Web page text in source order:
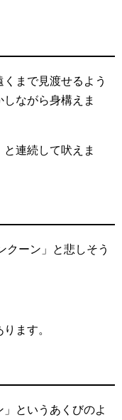
まで見渡せるよう
ながら身構えま
連続して吠えま
クーン」と悲しそう
ます。
というあくびのよ